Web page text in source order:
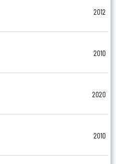
2012
2010
2020
2010